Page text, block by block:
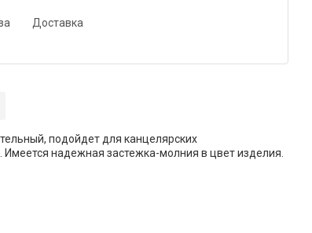
Доставка
подойдет для канцелярских
надежная застежка-молния в цвет изделия.